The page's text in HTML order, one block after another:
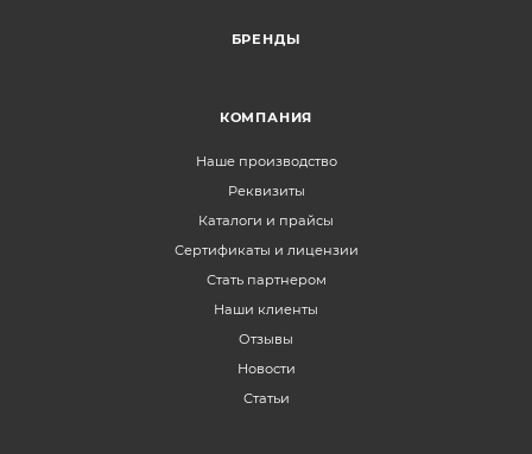
БРЕНДЫ
КОМПАНИЯ
Наше производство
Реквизиты
Каталоги и прайсы
Сертификаты и лицензии
Стать партнером
Наши клиенты
Отзывы
Новости
Статьи